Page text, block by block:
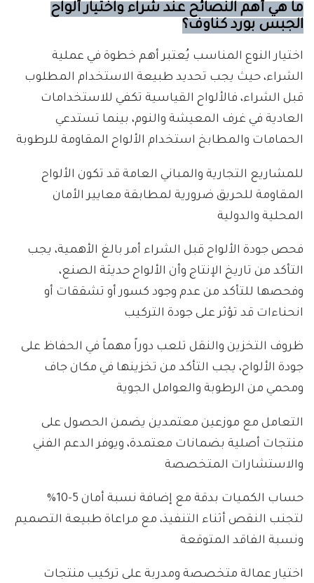
ما هي أهم النصائح عند شراء واختيار ألواح
الجبس بورد كناوف؟
اختيار النوع المناسب يُعتبر أهم خطوة في عملية
الشراء، حيث يجب تحديد طبيعة الاستخدام المطلوب
قبل الشراء، فالألواح القياسية تكفي للاستخدامات
العادية في غرف المعيشة والنوم، بينما تستدعي
الحمامات والمطابخ استخدام الألواح المقاومة للرطوبة
للمشاريع التجارية والمباني العامة قد تكون الألواح
المقاومة للحريق ضرورية لمطابقة معايير الأمان
المحلية والدولية
فحص جودة الألواح قبل الشراء أمر بالغ الأهمية، يجب
التأكد من تاريخ الإنتاج وأن الألواح حديثة الصنع،
وفحصها للتأكد من عدم وجود كسور أو تشققات أو
انحناءات قد تؤثر على جودة التركيب
ظروف التخزين والنقل تلعب دوراً مهماً في الحفاظ على
جودة الألواح، يجب التأكد من تخزينها في مكان جاف
ومحمي من الرطوبة والعوامل الجوية
التعامل مع موزعين معتمدين يضمن الحصول على
منتجات أصلية بضمانات معتمدة، ويوفر الدعم الفني
والاستشارات المتخصصة
حساب الكميات بدقة مع إضافة نسبة أمان 5-10%
لتجنب النقص أثناء التنفيذ، مع مراعاة طبيعة التصميم
ونسبة الفاقد المتوقعة
اختيار عمالة متخصصة ومدربة على تركيب منتجات